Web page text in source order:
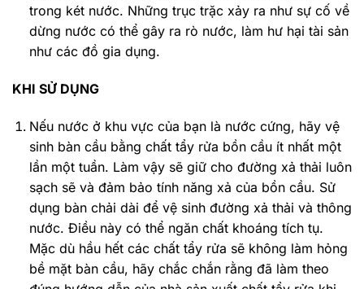
trong két nước. Những trục trặc xảy ra như sự cố về
dừng nước có thể gây ra rò nước, làm hư hại tài sản
như các đồ gia dụng.
KHI SỬ DỤNG
Nếu nước ở khu vực của bạn là nước cứng, hãy vệ
sinh bàn cầu bằng chất tẩy rửa bồn cầu ít nhất một
lần một tuần. Làm vậy sẽ giữ cho đường xả thải luôn
sạch sẽ và đảm bảo tính năng xả của bồn cầu. Sử
dụng bàn chải dài để vệ sinh đường xả thải và thông
nước. Điều này có thể ngăn chất khoáng tích tụ.
Mặc dù hầu hết các chất tẩy rửa sẽ không làm hỏng
bề mặt bàn cầu, hãy chắc chắn rằng đã làm theo